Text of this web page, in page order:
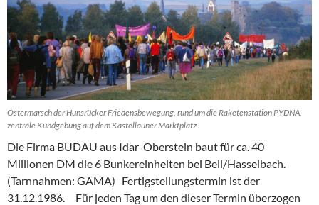
Ostermarsch der Hunsrücker Friedensbewegung, rund um die Raketenstation PYDNA,
zentrale Kundgebung auf dem Kastellauner Marktplatz
Die Firma BUDAU aus Idar-Oberstein baut für ca. 40
Millionen DM die 6 Bunkereinheiten bei Bell/Hasselbach.
(Tarnnahmen: GAMA) Fertigstellungstermin ist der
31.12.1986. Für jeden Tag um den dieser Termin überzogen